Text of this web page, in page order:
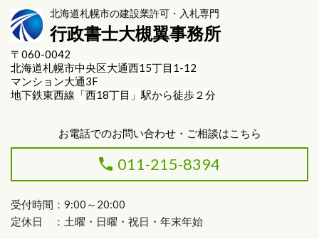
北海道札幌市の建設業許可・入札専門
行政書士大槻翼事務所
〒060-0042
北海道札幌市中央区大通西15丁目1-12
マンション大通3F
地下鉄東西線「西18丁目」駅から徒歩２分
お電話でのお問い合わせ・ご相談はこちら
011-215-8394
受付時間：9:00～20:00
定休日 ：土曜・日曜・祝日・年末年始